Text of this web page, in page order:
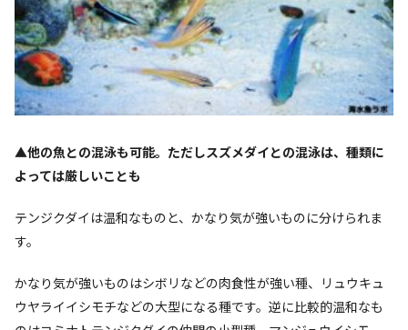
▲他の魚との混泳も可能。ただしスズメダイとの混泳は、種類に
よっては厳しいことも
テンジクダイは温和なものと、かなり気が強いものに分けられま
す。
かなり気が強いものはシボリなどの肉食性が強い種、リュウキュ
ウヤライイシモチなどの大型になる種です。逆に比較的温和なも